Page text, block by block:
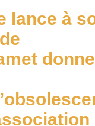
lance à